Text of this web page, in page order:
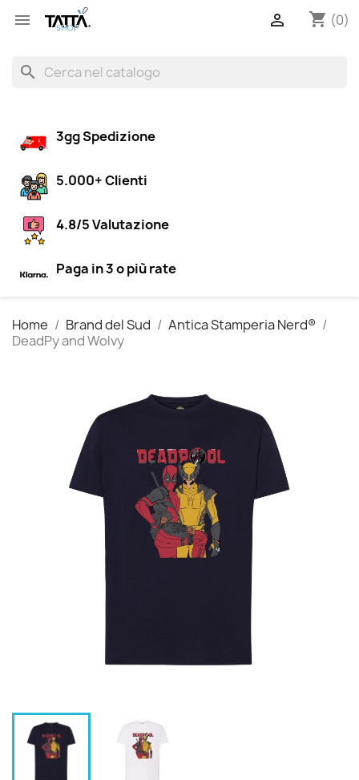
 shopping_cart (0)

search
3gg Spedizione
5.000+ Clienti
4.8/5 Valutazione
Paga in 3 o più rate
Home Brand del Sud
Antica Stamperia Nerd®
DeadPy and Wolvy